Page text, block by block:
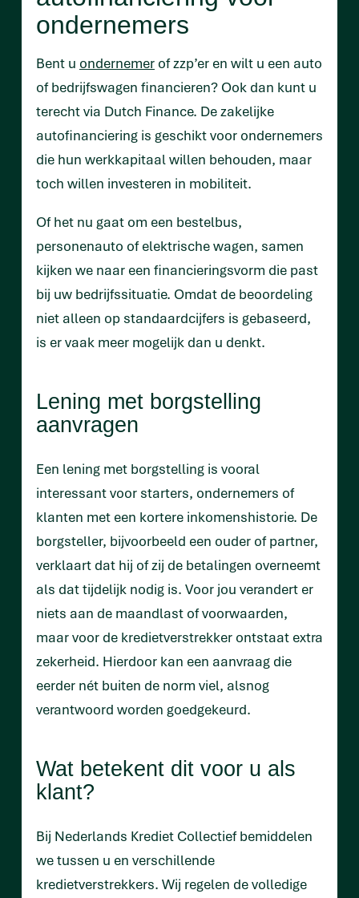
ondernemers
Bent u ondernemer of zzp’er en wilt u een auto
of bedrijfswagen financieren? Ook dan kunt u
terecht via Dutch Finance. De zakelijke
autofinanciering is geschikt voor ondernemers
die hun werkkapitaal willen behouden, maar
toch willen investeren in mobiliteit.
Of het nu gaat om een bestelbus,
personenauto of elektrische wagen, samen
kijken we naar een financieringsvorm die past
bij uw bedrijfssituatie. Omdat de beoordeling
niet alleen op standaardcijfers is gebaseerd,
is er vaak meer mogelijk dan u denkt.
Lening met borgstelling
aanvragen
Een lening met borgstelling is vooral
interessant voor starters, ondernemers of
klanten met een kortere inkomenshistorie. De
borgsteller, bijvoorbeeld een ouder of partner,
verklaart dat hij of zij de betalingen overneemt
als dat tijdelijk nodig is. Voor jou verandert er
niets aan de maandlast of voorwaarden,
maar voor de kredietverstrekker ontstaat extra
zekerheid. Hierdoor kan een aanvraag die
eerder nét buiten de norm viel, alsnog
verantwoord worden goedgekeurd.
Wat betekent dit voor u als
klant?
Bij Nederlands Krediet Collectief bemiddelen
we tussen u en verschillende
kredietverstrekkers. Wij regelen de volledige